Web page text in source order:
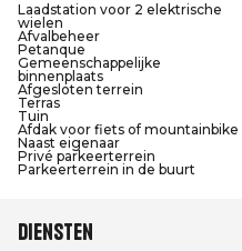
Laadstation voor 2 elektrische
wielen
Afvalbeheer
Petanque
Gemeenschappelijke
binnenplaats
Afgesloten terrein
Terras
Tuin
Afdak voor fiets of mountainbike
Naast eigenaar
Privé parkeerterrein
Parkeerterrein in de buurt
Diensten